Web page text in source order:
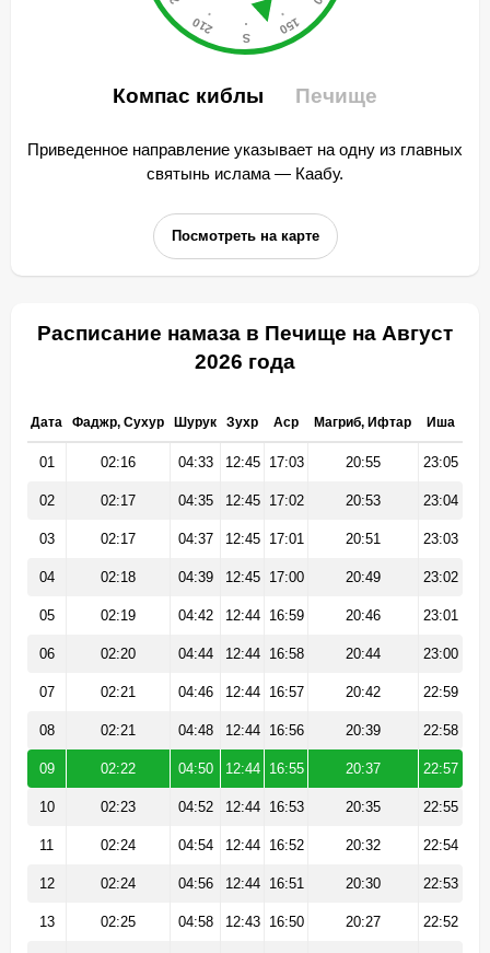
Компас киблы Печище
Приведенное направление указывает на одну из главных
святынь ислама — Каабу.
Посмотреть на карте
Расписание намаза в Печище на Август
2026 года
Дата Фаджр, Сухур Шурук Зухр Аср Магриб, Ифтар Иша
01 02:16 04:33 12:45 17:03 20:55 23:05
02 02:17 04:35 12:45 17:02 20:53 23:04
03 02:17 04:37 12:45 17:01 20:51 23:03
04 02:18 04:39 12:45 17:00 20:49 23:02
05 02:19 04:42 12:44 16:59 20:46 23:01
06 02:20 04:44 12:44 16:58 20:44 23:00
07 02:21 04:46 12:44 16:57 20:42 22:59
08 02:21 04:48 12:44 16:56 20:39 22:58
09 02:22 04:50 12:44 16:55 20:37 22:57
10 02:23 04:52 12:44 16:53 20:35 22:55
11 02:24 04:54 12:44 16:52 20:32 22:54
12 02:24 04:56 12:44 16:51 20:30 22:53
13 02:25 04:58 12:43 16:50 20:27 22:52